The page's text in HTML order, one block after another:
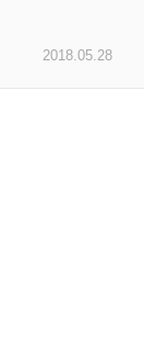
2018.05.28